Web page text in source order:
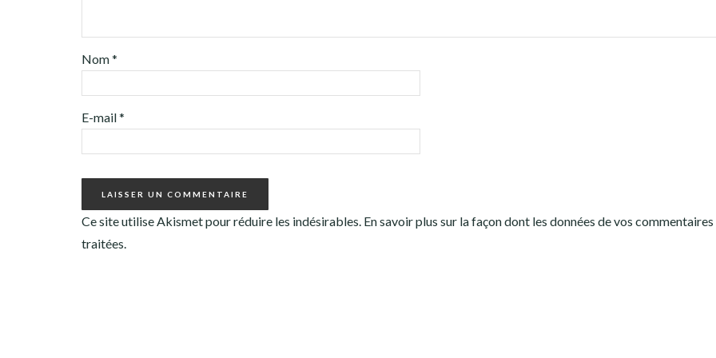
Nom*
E-mail*
Ce site utilise Akismet pour réduire les indésirables. En savoir plus sur la façon dont les données de vos
traitées